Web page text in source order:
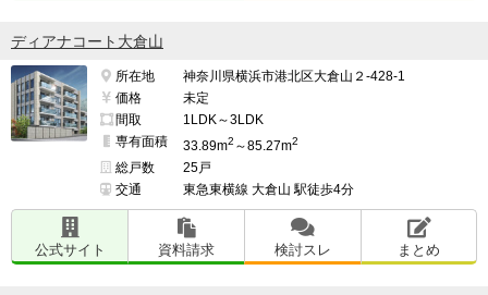
ディアナコート大倉山
所在地
神奈川県横浜市港北区大倉山２-428-1
価格
未定
間取
1LDK～3LDK
専有面積
33.89m2 ～85.27m2
総戸数
25戸
交通
東急東横線 大倉山 駅徒歩4分
公式サイト 資料請求 検討スレ まとめ